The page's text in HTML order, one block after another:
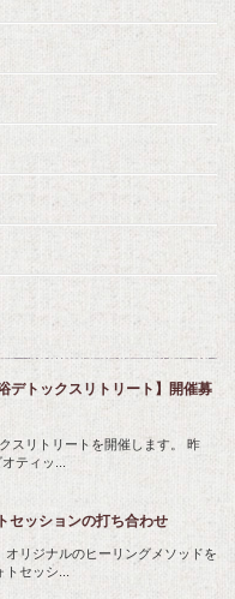
デトックスリトリート】開催募
スリトリートを開催します。 昨
ティッ...
セッションの打ち合わせ
オリジナルのヒーリングメソッドを
セッシ...